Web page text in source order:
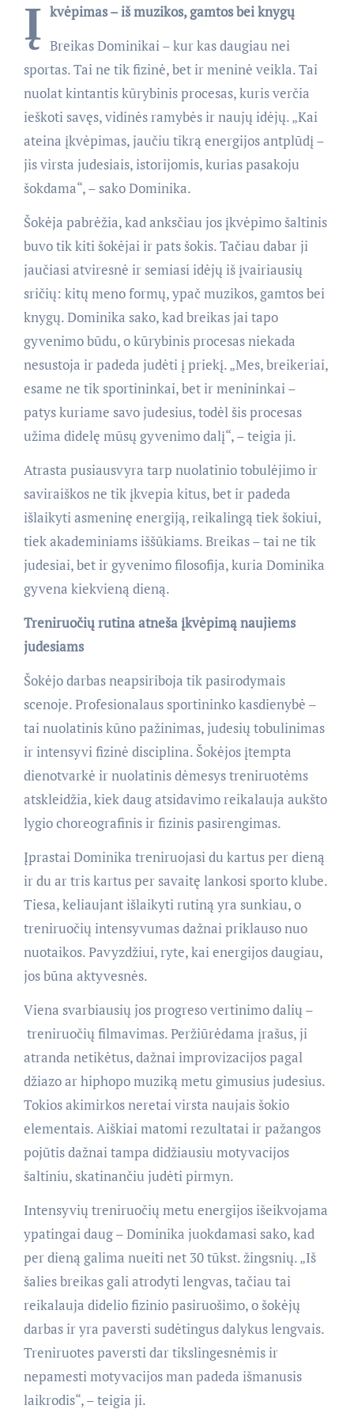
Į kvėpimas – iš muzikos, gamtos bei knygų
Breikas Dominikai – kur kas daugiau nei
sportas. Tai ne tik fizinė, bet ir meninė veikla. Tai
nuolat kintantis kūrybinis procesas, kuris verčia
ieškoti savęs, vidinės ramybės ir naujų idėjų. „Kai
ateina įkvėpimas, jaučiu tikrą energijos antplūdį –
jis virsta judesiais, istorijomis, kurias pasakoju
šokdama“, – sako Dominika.
Šokėja pabrėžia, kad anksčiau jos įkvėpimo šaltinis
buvo tik kiti šokėjai ir pats šokis. Tačiau dabar ji
jaučiasi atviresnė ir semiasi idėjų iš įvairiausių
sričių: kitų meno formų, ypač muzikos, gamtos bei
knygų. Dominika sako, kad breikas jai tapo
gyvenimo būdu, o kūrybinis procesas niekada
nesustoja ir padeda judėti į priekį. „Mes, breikeriai,
esame ne tik sportininkai, bet ir menininkai –
patys kuriame savo judesius, todėl šis procesas
užima didelę mūsų gyvenimo dalį“, – teigia ji.
Atrasta pusiausvyra tarp nuolatinio tobulėjimo ir
saviraiškos ne tik įkvepia kitus, bet ir padeda
išlaikyti asmeninę energiją, reikalingą tiek šokiui,
tiek akademiniams iššūkiams. Breikas – tai ne tik
judesiai, bet ir gyvenimo filosofija, kuria Dominika
gyvena kiekvieną dieną.
Treniruočių rutina atneša įkvėpimą naujiems
judesiams
Šokėjo darbas neapsiriboja tik pasirodymais
scenoje. Profesionalaus sportininko kasdienybė –
tai nuolatinis kūno pažinimas, judesių tobulinimas
ir intensyvi fizinė disciplina. Šokėjos įtempta
dienotvarkė ir nuolatinis dėmesys treniruotėms
atskleidžia, kiek daug atsidavimo reikalauja aukšto
lygio choreografinis ir fizinis pasirengimas.
Įprastai Dominika treniruojasi du kartus per dieną
ir du ar tris kartus per savaitę lankosi sporto klube.
Tiesa, keliaujant išlaikyti rutiną yra sunkiau, o
treniruočių intensyvumas dažnai priklauso nuo
nuotaikos. Pavyzdžiui, ryte, kai energijos daugiau,
jos būna aktyvesnės.
Viena svarbiausių jos progreso vertinimo dalių –
treniruočių filmavimas. Peržiūrėdama įrašus, ji
atranda netikėtus, dažnai improvizacijos pagal
džiazo ar hiphopo muziką metu gimusius judesius.
Tokios akimirkos neretai virsta naujais šokio
elementais. Aiškiai matomi rezultatai ir pažangos
pojūtis dažnai tampa didžiausiu motyvacijos
šaltiniu, skatinančiu judėti pirmyn.
Intensyvių treniruočių metu energijos išeikvojama
ypatingai daug – Dominika juokdamasi sako, kad
per dieną galima nueiti net 30 tūkst. žingsnių. „Iš
šalies breikas gali atrodyti lengvas, tačiau tai
reikalauja didelio fizinio pasiruošimo, o šokėjų
darbas ir yra paversti sudėtingus dalykus lengvais.
Treniruotes paversti dar tikslingesnėmis ir
nepamesti motyvacijos man padeda išmanusis
laikrodis“, – teigia ji.